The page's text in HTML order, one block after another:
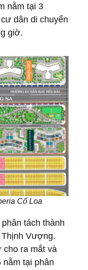
nằm tại 3
dân di chuyển
giờ.
Cổ Loa
tách thành
Vượng.
cho ra mắt và
nằm tại phân